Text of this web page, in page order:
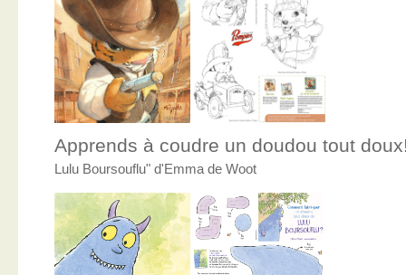
Apprends à coudre un doudou tout
Lulu Boursouflu" d'Emma de Woot